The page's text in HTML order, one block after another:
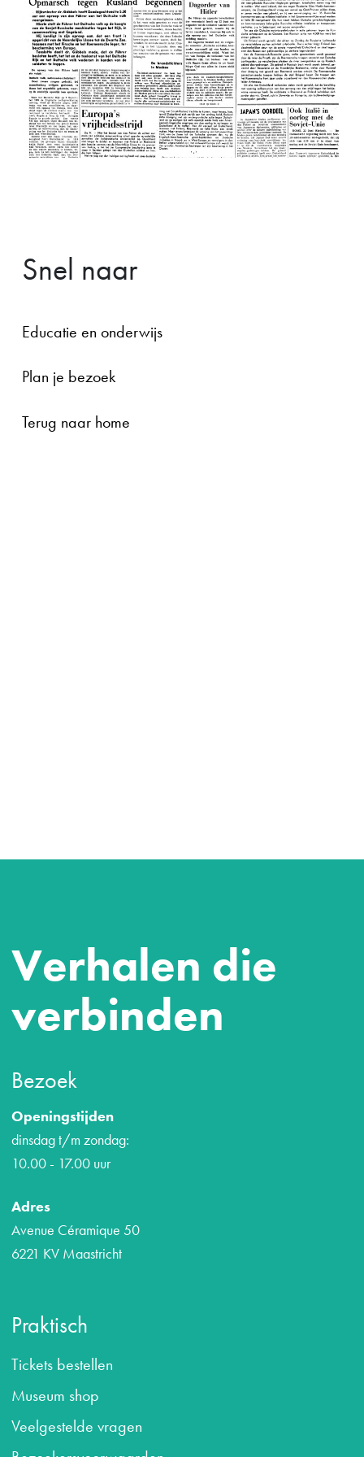
Snel naar
Educatie en onderwijs
Plan je bezoek
Terug naar home
Verhalen die
verbinden
Bezoek
Openingstijden
dinsdag t/m zondag:
10.00 - 17.00 uur
Adres
Avenue Céramique 50
6221 KV Maastricht
Praktisch
Tickets bestellen
Museum shop
Veelgestelde vragen